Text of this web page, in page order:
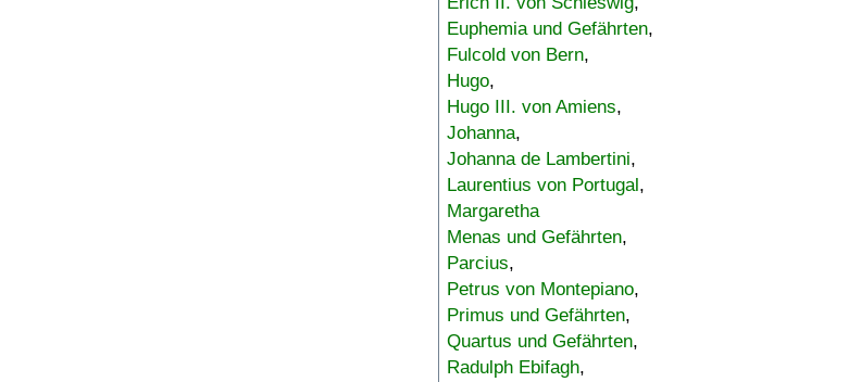
Euphemia und Gefährten,
Fulcold von Bern,
Hugo,
Hugo III. von Amiens,
Johanna,
Johanna de Lambertini,
Laurentius von Portugal,
Margaretha
Menas und Gefährten,
Parcius,
Petrus von Montepiano,
Primus und Gefährten,
Quartus und Gefährten,
Radulph Ebifagh,